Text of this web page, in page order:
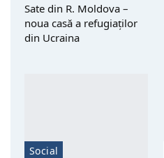
Sate din R. Moldova –
noua casă a refugiaților
din Ucraina
Social